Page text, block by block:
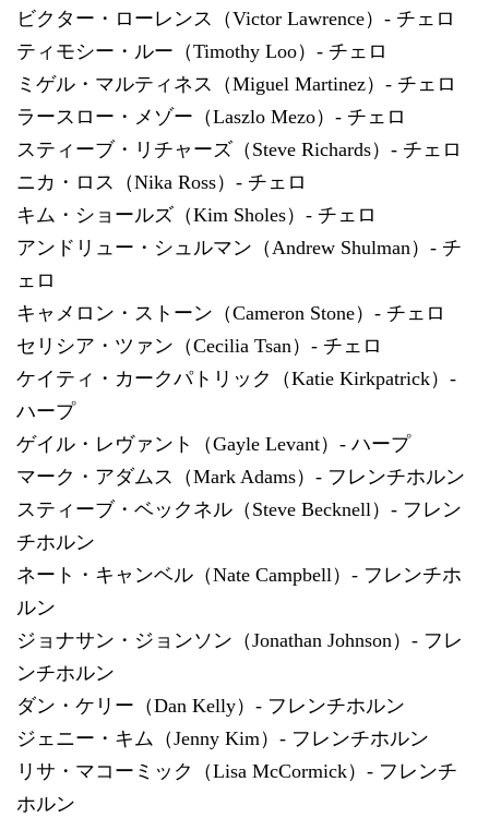
ビクター・ローレンス（Victor Lawrence）- チェロ
ティモシー・ルー（Timothy Loo）- チェロ
ミゲル・マルティネス（Miguel Martinez）- チェロ
ラースロー・メゾー（Laszlo Mezo）- チェロ
スティーブ・リチャーズ（Steve Richards）- チェロ
ニカ・ロス（Nika Ross）- チェロ
キム・ショールズ（Kim Sholes）- チェロ
アンドリュー・シュルマン（Andrew Shulman）- チ
ェロ
キャメロン・ストーン（Cameron Stone）- チェロ
セリシア・ツァン（Cecilia Tsan）- チェロ
ケイティ・カークパトリック（Katie Kirkpatrick）-
ハープ
ゲイル・レヴァント（Gayle Levant）- ハープ
マーク・アダムス（Mark Adams）- フレンチホルン
スティーブ・ベックネル（Steve Becknell）- フレン
チホルン
ネート・キャンベル（Nate Campbell）- フレンチホ
ルン
ジョナサン・ジョンソン（Jonathan Johnson）- フレ
ンチホルン
ダン・ケリー（Dan Kelly）- フレンチホルン
ジェニー・キム（Jenny Kim）- フレンチホルン
リサ・マコーミック（Lisa McCormick）- フレンチ
ホルン